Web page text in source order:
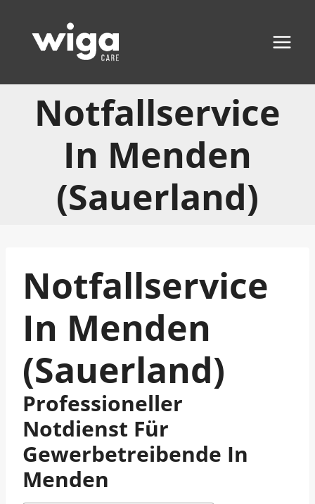
Inhalt
springen
Notfallservice
In Menden
(Sauerland)
Notfallservice
In Menden
(Sauerland)
Professioneller
Notdienst Für
Gewerbetreibende In
Menden